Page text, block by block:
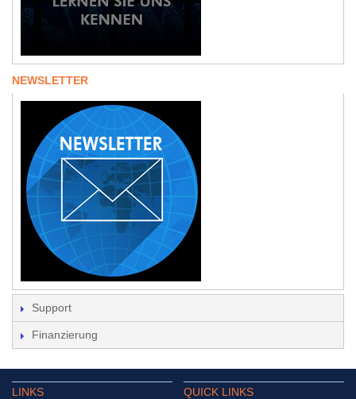
NEWSLETTER
Support
Finanzierung
LINKS QUICK LINKS